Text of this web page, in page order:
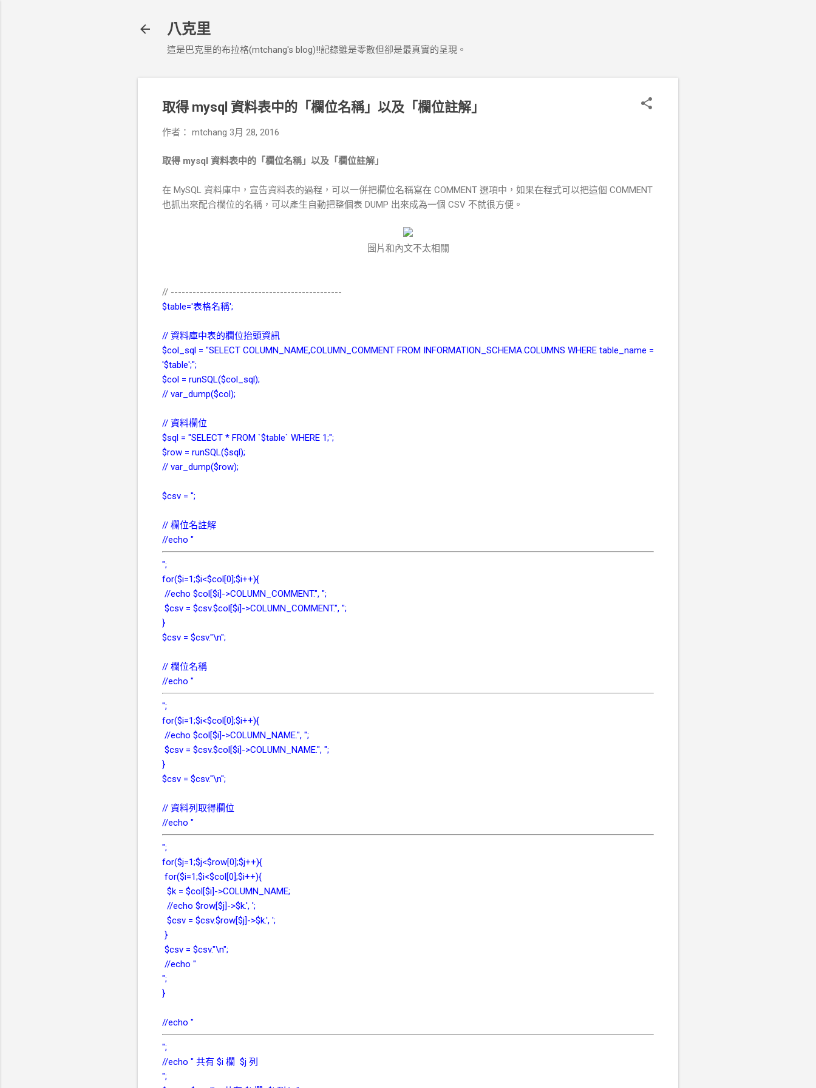
八克里
這是巴克里的布拉格(mtchang's blog)!!記錄雖是零散但卻是最真實的呈現。
取得 mysql 資料表中的「欄位名稱」以及「欄位註解」
作者： mtchang 3月 28, 2016
取得 mysql 資料表中的「欄位名稱」以及「欄位註解」
在 MySQL 資料庫中，宣告資料表的過程，可以一併把欄位名稱寫在 COMMENT 選項中，如果在程式可以把這個 COMMENT
也抓出來配合欄位的名稱，可以產生自動把整個表 DUMP 出來成為一個 CSV 不就很方便。
圖片和內文不太相關
// -----------------------------------------------
$table='表格名稱';
// 資料庫中表的欄位抬頭資訊
$col_sql = "SELECT COLUMN_NAME,COLUMN_COMMENT FROM INFORMATION_SCHEMA.COLUMNS WHERE table_name =
'$table';";
$col = runSQL($col_sql);
// var_dump($col);
// 資料欄位
$sql = "SELECT * FROM `$table` WHERE 1;";
$row = runSQL($sql);
// var_dump($row);
$csv = '';
// 欄位名註解
//echo "
";
for($i=1;$i<$col[0];$i++){
//echo $col[$i]->COLUMN_COMMENT.", ";
$csv = $csv.$col[$i]->COLUMN_COMMENT.", ";
}
$csv = $csv."\n";
// 欄位名稱
//echo "
";
for($i=1;$i<$col[0];$i++){
//echo $col[$i]->COLUMN_NAME.", ";
$csv = $csv.$col[$i]->COLUMN_NAME.", ";
}
$csv = $csv."\n";
// 資料列取得欄位
//echo "
";
for($j=1;$j<$row[0];$j++){
for($i=1;$i<$col[0];$i++){
$k = $col[$i]->COLUMN_NAME;
//echo $row[$j]->$k.', ';
$csv = $csv.$row[$j]->$k.', ';
}
$csv = $csv."\n";
//echo "
";
}
//echo "
";
//echo " 共有 $i 欄 $j 列
";